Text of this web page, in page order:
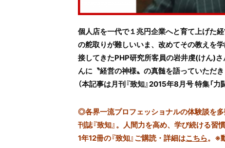
個人店を一代で１兆円企業へと育て上げた
の舵取りが難しいいま、改めてその教えを
接してきたPHP研究所客員の岩井虔(けん)さ
んに〝経営の神様〟の真髄を語っていただき
（本記事は月刊『致知』2015年8月号 特集「
◎各界一流プロフェッショナルの体験談を
刊誌『致知』。人間力を高め、学び続ける習
1年12冊の『致知』ご購読・詳細はこちら。 ※